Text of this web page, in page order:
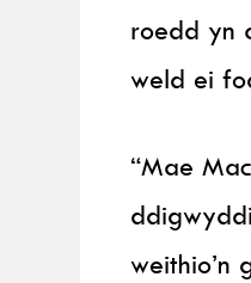
roedd yn
weld ei
“Mae
weithio’n